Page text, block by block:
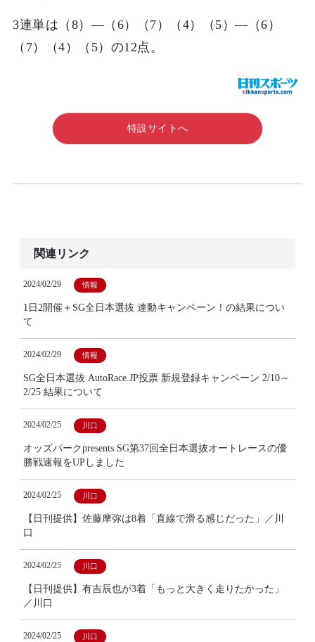
3連単は（8）―（6）（7）（4）（5）―（6）
（7）（4）（5）の12点。
特設サイトへ
関連リンク
2024/02/29 情報
1日2開催＋SG全日本選抜 連動キャンペーン！の結果につい
て
2024/02/29 情報
SG全日本選抜 AutoRace.JP投票 新規登録キャンペーン 2/10～
2/25 結果について
2024/02/25 川口
オッズパークpresents SG第37回全日本選抜オートレースの優
勝戦速報をUPしました
2024/02/25 川口
【日刊提供】佐藤摩弥は8着「直線で滑る感じだった」／川
口
2024/02/25 川口
【日刊提供】有吉辰也が3着「もっと大きく走りたかった」
／川口
2024/02/25 川口